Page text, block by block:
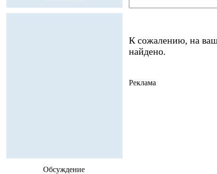
Обсуждение
К сожалению, на
найдено.
Реклама